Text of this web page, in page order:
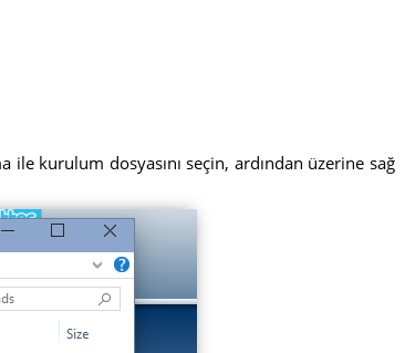
kurulum dosyasını seçin, ardından üzerine sağ